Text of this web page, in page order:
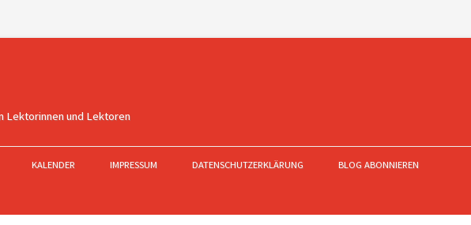
Lektorinnen und Lektoren
KALENDER IMPRESSUM DATENSCHUTZERKLÄRUNG BLOG ABONNIEREN